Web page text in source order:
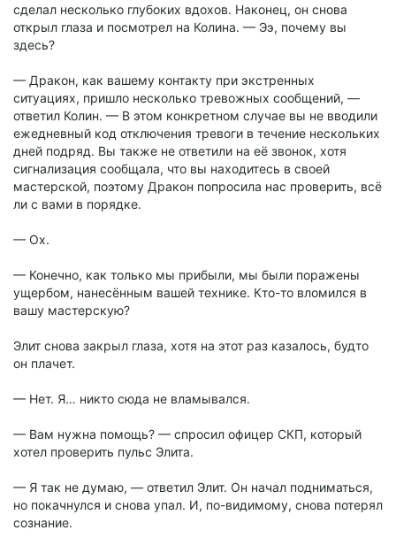
сделал несколько глубоких вдохов. Наконец, он снова
открыл глаза и посмотрел на Колина. — Ээ, почему вы
здесь?
— Дракон, как вашему контакту при экстренных
ситуациях, пришло несколько тревожных сообщений, —
ответил Колин. — В этом конкретном случае вы не вводили
ежедневный код отключения тревоги в течение нескольких
дней подряд. Вы также не ответили на её звонок, хотя
сигнализация сообщала, что вы находитесь в своей
мастерской, поэтому Дракон попросила нас проверить, всё
ли с вами в порядке.
— Ох.
— Конечно, как только мы прибыли, мы были поражены
ущербом, нанесённым вашей технике. Кто-то вломился в
вашу мастерскую?
Элит снова закрыл глаза, хотя на этот раз казалось, будто
он плачет.
— Нет. Я… никто сюда не вламывался.
— Вам нужна помощь? — спросил офицер СКП, который
хотел проверить пульс Элита.
— Я так не думаю, — ответил Элит. Он начал подниматься,
но покачнулся и снова упал. И, по-видимому, снова потерял
сознание.